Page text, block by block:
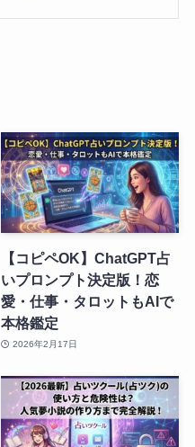
【コピペOK】ChatGPT占
いプロンプト決定版！恋
愛・仕事・タロットもAIで
本格鑑定
2026年2月17日